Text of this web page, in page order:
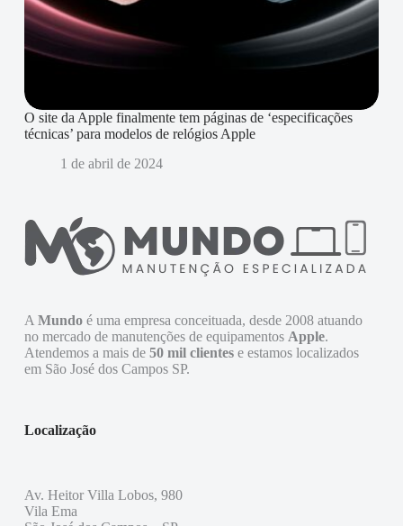
O site da Apple finalmente tem páginas de ‘especificações
técnicas’ para modelos de relógios Apple
1 de abril de 2024
A Mundoé uma empresa conceituada, desde 2008 atuando
no mercado de manutenções de equipamentos Apple.
Atendemos a mais de 50 mil clientese estamos localizados
em São José dos Campos SP.
Localização
Av. Heitor Villa Lobos, 980
Vila Ema